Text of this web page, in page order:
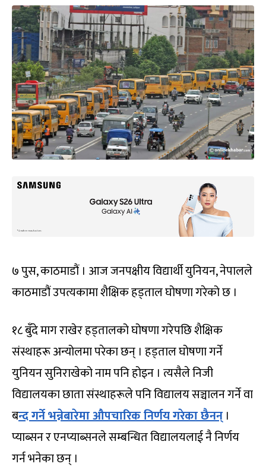
७ पुस, काठमाडौं । आज जनपक्षीय विद्यार्थी युनियन, नेपालले
काठमाडौं उपत्यकामा शैक्षिक हड्ताल घोषणा गरेको छ ।
१८ बुँदे माग राखेर हड्तालको घोषणा गरेपछि शैक्षिक
संस्थाहरू अन्योलमा परेका छन् । हड्ताल घोषणा गर्ने
युनियन सुनिराखेको नाम पनि होइन । त्यसैले निजी
विद्यालयका छाता संस्थाहरूले पनि विद्यालय सञ्चालन गर्ने वा
बन्द गर्ने भन्नेबारेमा औपचारिक निर्णय गरेका छैनन्।
प्याब्सन र एनप्याब्सनले सम्बन्धित विद्यालयलाई नै निर्णय
गर्न भनेका छन् ।